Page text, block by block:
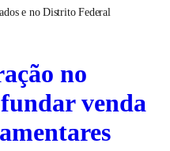
e no Distrito Federal
no
venda